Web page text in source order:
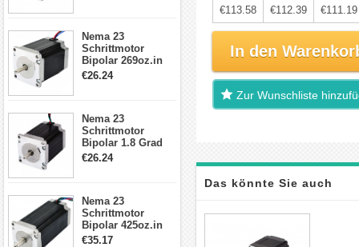
Nema 23
Schrittmotor
Bipolar 269oz.in
2,8A 57x57x76mm
€26.24
Nema 23
Schrittmotor
Bipolar 1.8 Grad
1.9Nm 3A 3.36V 4
€26.24
Nema 23
Schrittmotor
Bipolar 425oz.in
4.2A 57x57x114mm
€35.17
€113.58 €112.39 €111.19
In den
Zur Wunschliste
Das könnte Sie auch
interessieren